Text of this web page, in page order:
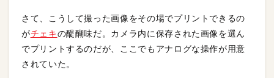
さて、こうして撮った画像をその場でプリントできるの
がチェキの醍醐味だ。カメラ内に保存された画像を選ん
でプリントするのだが、ここでもアナログな操作が用意
されていた。